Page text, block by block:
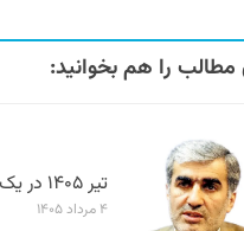
مطالب را هم بخوانید:
تیر ۱۴۰۵ در یک نگاه
۴ مرداد ۱۴۰۵